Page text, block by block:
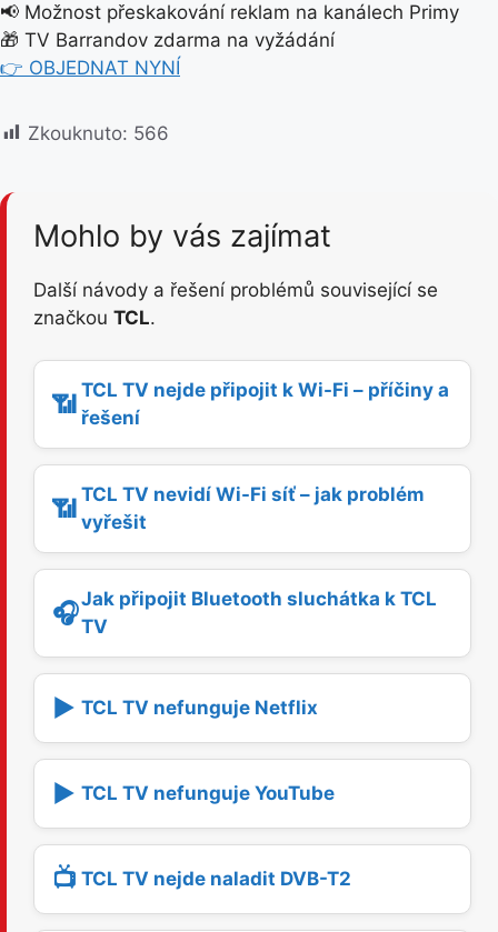
📢 Možnost přeskakování reklam na kanálech Primy
🎁 TV Barrandov zdarma na vyžádání
👉 OBJEDNAT NYNÍ
Zkouknuto: 566
Mohlo by vás zajímat
Další návody a řešení problémů související se
značkou TCL.
📶 TCL TV nejde připojit k Wi-Fi – příčiny a
řešení
📶 TCL TV nevidí Wi-Fi síť – jak problém
vyřešit
🎧Jak připojit Bluetooth sluchátka k TCL
TV
▶️ TCL TV nefunguje Netflix
▶️ TCL TV nefunguje YouTube
📺 TCL TV nejde naladit DVB-T2